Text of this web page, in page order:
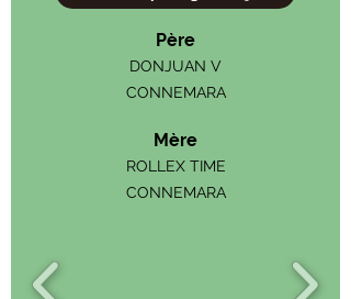
Père
DONJUAN V
CONNEMARA
Mère
ROLLEX TIME
CONNEMARA